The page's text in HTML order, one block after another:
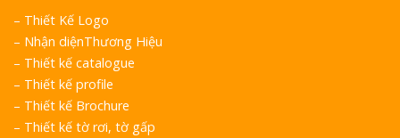
– Thiết Kế Logo
– Nhận diệnThương Hiệu
– Thiết kế catalogue
– Thiết kế profile
– Thiết kế Brochure
– Thiết kế tờ rơi, tờ gấp